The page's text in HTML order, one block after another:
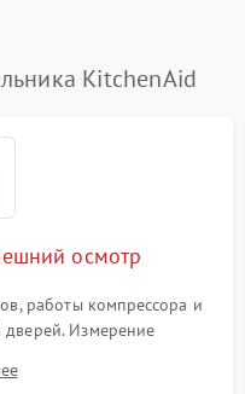
KitchenAid
осмотр
работы компрессора и
дверей. Измерение
проверка термостата и
дисплея.